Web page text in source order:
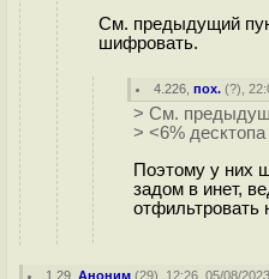
См. предыдущий
шифровать.
4.226 ,пох. (?),
> См.
> <6%
Поэтому у них
задом в инет,
отфильтровать
1.29 ,Аноним (29), 12:26, 05/08/